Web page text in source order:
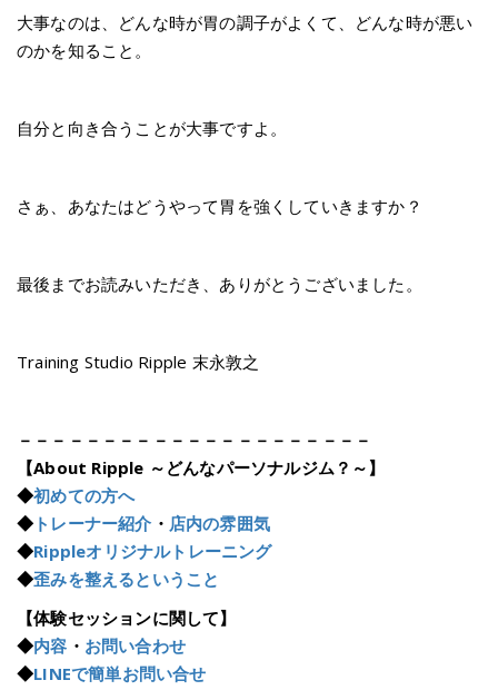
大事なのは、どんな時が胃の調子がよくて、どんな時が悪い
のかを知ること。
自分と向き合うことが大事ですよ。
さぁ、あなたはどうやって胃を強くしていきますか？
最後までお読みいただき、ありがとうございました。
Training Studio Ripple 末永敦之
－－－－－－－－－－－－－－－－－－－－－
【About Ripple ～どんなパーソナルジム？～】
◆初めての方へ
◆ トレーナー紹介 ・ 店内の雰囲気
◆Rippleオリジナルトレーニング
◆歪みを整えるということ
【体験セッションに関して】
◆内容 ・ お問い合わせ
◆LINEで簡単お問い合せ